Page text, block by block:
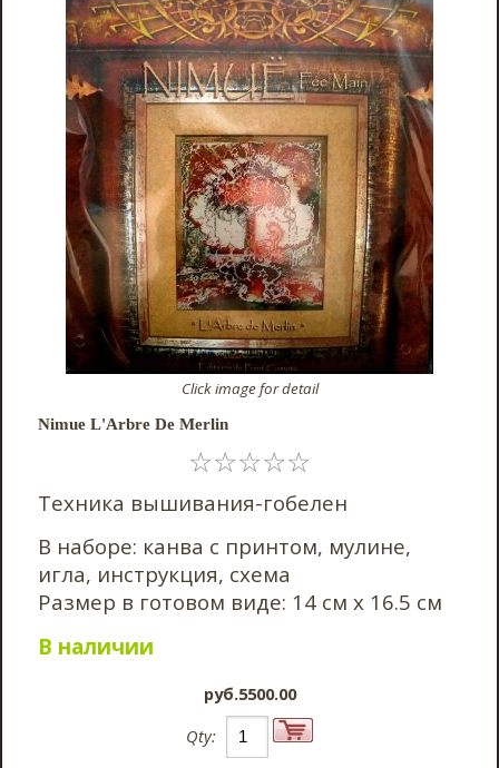
Click image for detail
Nimue L'Arbre De Merlin
☆☆☆☆☆
Техника вышивания-гобелен
В наборе: канва с принтом, мулине,
игла, инструкция, схема
Размер в готовом виде: 14 см х 16.5 см
В наличии
pyб.5500.00
Qty: